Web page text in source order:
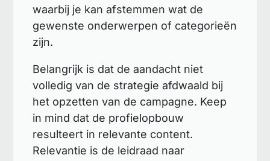
waarbij je kan afstemmen wat de
gewenste onderwerpen of categorieën
zijn.
Belangrijk is dat de aandacht niet
volledig van de strategie afdwaald bij
het opzetten van de campagne. Keep
in mind dat de profielopbouw
resulteert in relevante content.
Relevantie is de leidraad naar